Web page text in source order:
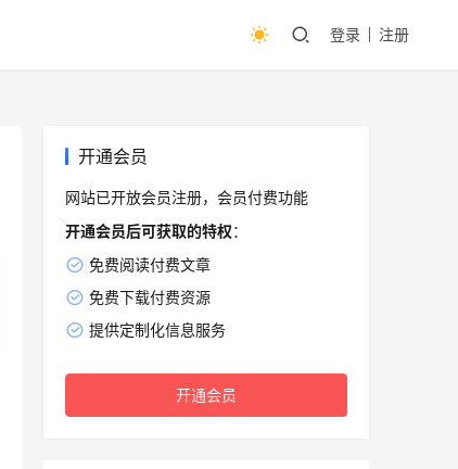
登录 注册
开通会员
网站已开放会员注册，会员付费功能
开通会员后可获取的特权：
免费阅读付费文章
免费下载付费资源
提供定制化信息服务
开通会员